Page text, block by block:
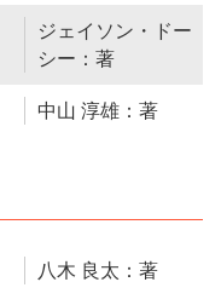
ジェイソン・ドー
シー：著
中山 淳雄：著
八木 良太：著